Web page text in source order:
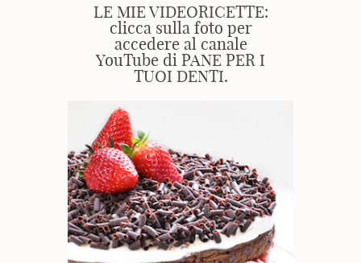
LE MIE VIDEORICETTE:
clicca sulla foto per
accedere al canale
YouTube di PANE PER I
TUOI DENTI.